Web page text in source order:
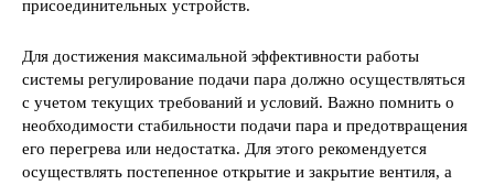
присоединительных устройств.
Для достижения максимальной эффективности работы
системы регулирование подачи пара должно осуществляться
с учетом текущих требований и условий. Важно помнить о
необходимости стабильности подачи пара и предотвращения
его перегрева или недостатка. Для этого рекомендуется
осуществлять постепенное открытие и закрытие вентиля, а